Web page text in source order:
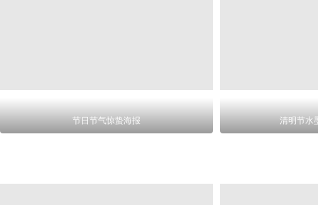
节日节气惊蛰海报 清明节水